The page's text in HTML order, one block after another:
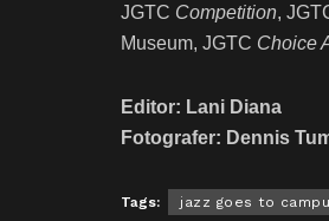
JGTC Competition,
Museum, JGTC Choice
Editor: Lani Diana
Fotografer: Dennis
Tags: jazz goes to